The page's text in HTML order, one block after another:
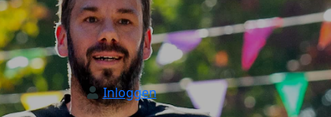
Inloggen